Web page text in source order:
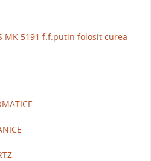
MK 5191 f.f.putin folosit curea